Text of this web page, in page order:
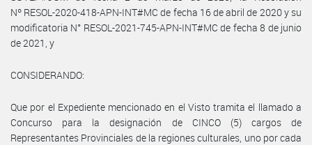
Nº RESOL-2020-418-APN-INT#MC de fecha 16 de abril de 2020 y su
modificatoria N° RESOL-2021-745-APN-INT#MC de fecha 8 de junio
de 2021, y
CONSIDERANDO:
Que por el Expediente mencionado en el Visto tramita el llamado a
Concurso para la designación de CINCO (5) cargos de
Representantes Provinciales de la regiones culturales, uno por cada